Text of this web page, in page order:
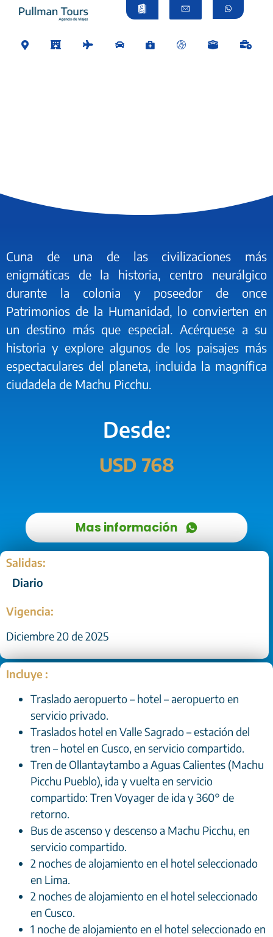
Cuna de una de las civilizaciones más
enigmáticas de la historia, centro neurálgico
durante la colonia y poseedor de once
Patrimonios de la Humanidad, lo convierten en
un destino más que especial. Acérquese a su
historia y explore algunos de los paisajes más
espectaculares del planeta, incluida la magnífica
ciudadela de Machu Picchu.
Desde:
USD 768
Mas información
Salidas:
Diario
Vigencia:
Diciembre 20 de 2025
Incluye :
Traslado aeropuerto – hotel – aeropuerto en
servicio privado.
Traslados hotel en Valle Sagrado – estación del
tren – hotel en Cusco, en servicio compartido.
Tren de Ollantaytambo a Aguas Calientes (Machu
Picchu Pueblo), ida y vuelta en servicio
compartido: Tren Voyager de ida y 360° de
retorno.
Bus de ascenso y descenso a Machu Picchu, en
servicio compartido.
2 noches de alojamiento en el hotel seleccionado
en Lima.
2 noches de alojamiento en el hotel seleccionado
en Cusco.
1 noche de alojamiento en el hotel seleccionado en